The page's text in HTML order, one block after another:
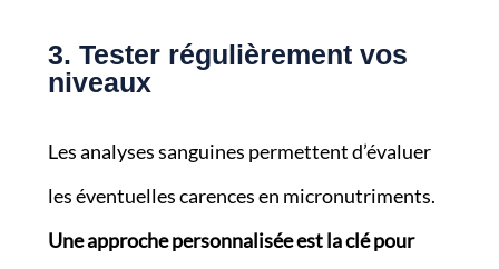
3. Tester régulièrement vos
niveaux
Les analyses sanguines permettent d’évaluer
les éventuelles carences en micronutriments.
Une approche personnalisée est la clé pour